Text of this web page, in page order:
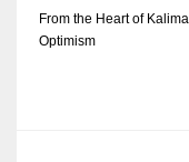
From the Heart of
Optimism